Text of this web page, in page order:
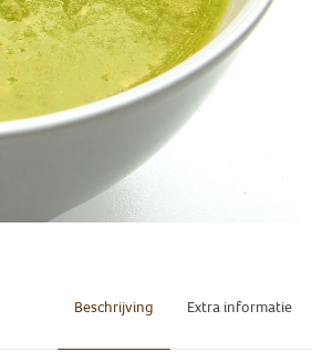
Beschrijving Extra informatie